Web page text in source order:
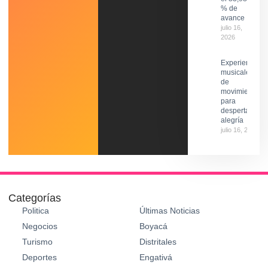
% de
avance
julio 16,
2026
Experiencias
musicales
de
movimiento
para
despertar la
alegría
julio 16, 2026
Categorías
Politica
Negocios
Turismo
Deportes
Últimas Noticias
Boyacá
Distritales
Engativá